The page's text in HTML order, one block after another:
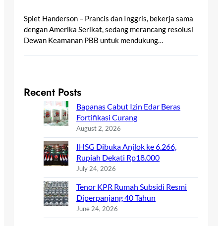
Spiet Handerson – Prancis dan Inggris, bekerja sama
dengan Amerika Serikat, sedang merancang resolusi
Dewan Keamanan PBB untuk mendukung…
Recent Posts
Bapanas Cabut Izin Edar Beras
Fortifikasi Curang
August 2, 2026
IHSG Dibuka Anjlok ke 6.266,
Rupiah Dekati Rp18.000
July 24, 2026
Tenor KPR Rumah Subsidi Resmi
Diperpanjang 40 Tahun
June 24, 2026